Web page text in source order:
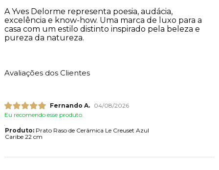
A Yves Delorme representa poesia, audácia,
excelência e know-how. Uma marca de luxo para a
casa com um estilo distinto inspirado pela beleza e
pureza da natureza.
Avaliações dos Clientes
Fernando A.
04/08/2026
Eu recomendo esse produto.
Produto:Prato Raso de Cerâmica Le Creuset Azul
Caribe 22 cm